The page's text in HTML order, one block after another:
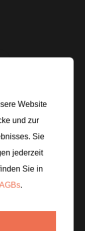
und in
in feine
und fein
Website
und zur
Sie
jederzeit
Sie in
.